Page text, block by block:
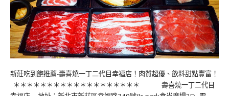
新莊吃到飽推薦-壽喜燒一丁二代目幸福店！肉質超優、飲料甜點豐富！
＊＊＊＊＊＊＊＊＊＊＊＊＊＊＊＊＊＊＊ 壽喜燒一丁二代目